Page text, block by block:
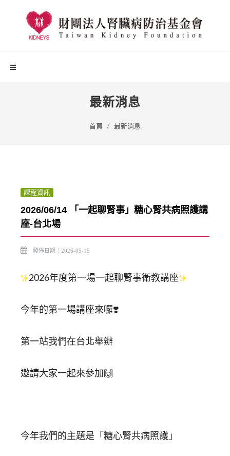
最新消息
首頁 最新消息
課程資訊
2026/06/14 「一起聊腎事」糖心腎共病照護講
座-台北場
發佈日期：2026-05-15
2026年度第一場一起聊腎事衛教講座
今年的第一場講座來囉❣️
第一站我們在台北舉辦
邀請大家一起來參加🙌
今年我們的主題是「糖心腎共病照護」